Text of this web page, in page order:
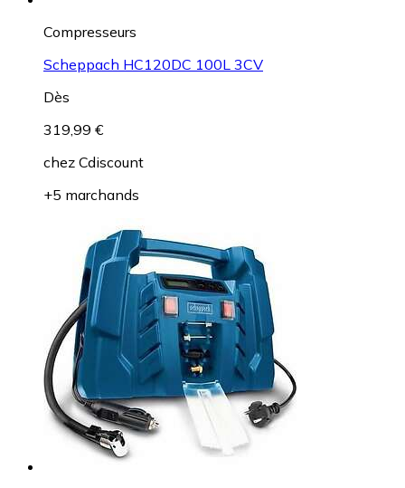
Compresseurs
Scheppach HC120DC 100L 3CV
Dès
319,99 €
chez Cdiscount
+5 marchands